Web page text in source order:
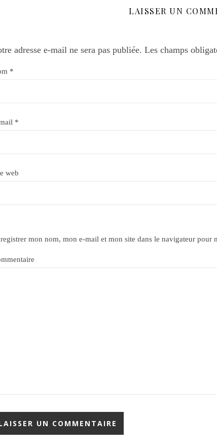
LAISSER UN
adresse e-mail ne sera pas publiée. Les champs
*
*
web
mon nom, mon e-mail et mon site dans le navigateur pour